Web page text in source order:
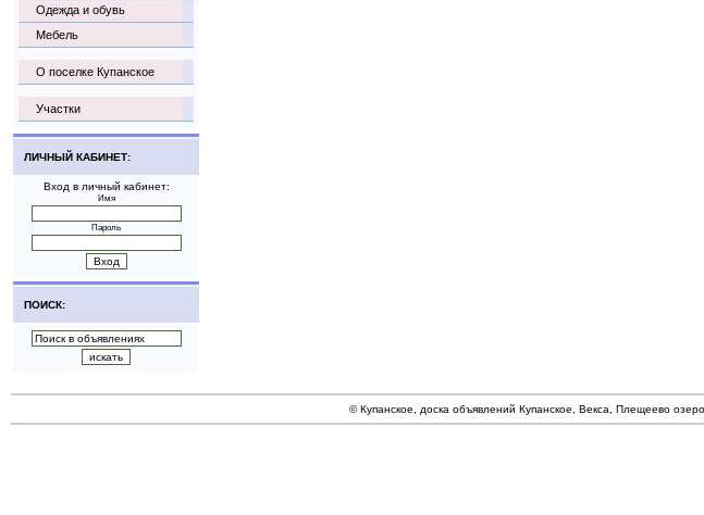
Одежда и обувь
Мебель
О поселке Купанское
Участки
ЛИЧНЫЙ КАБИНЕТ:
Вход в личный кабинет:
Имя
Пароль
ПОИСК:
© Купанское, доска объявлений Купанское, Векса, Плещеево